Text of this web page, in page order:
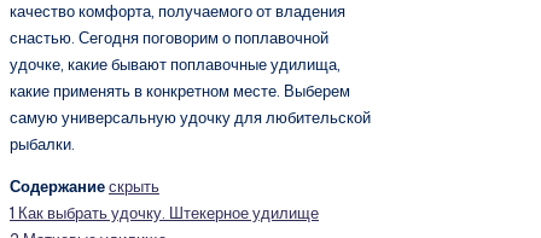
качество комфорта, получаемого от владения
снастью. Сегодня поговорим о поплавочной
удочке, какие бывают поплавочные удилища,
какие применять в конкретном месте. Выберем
самую универсальную удочку для любительской
рыбалки.
Содержаниескрыть
1 Как выбрать удочку. Штекерное удилище